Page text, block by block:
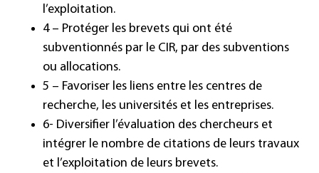
l’exploitation.
4 – Protéger les brevets qui ont été
subventionnés par le CIR, par des subventions
ou allocations.
5 – Favoriser les liens entre les centres de
recherche, les universités et les entreprises.
6- Diversifier l’évaluation des chercheurs et
intégrer le nombre de citations de leurs travaux
et l’exploitation de leurs brevets.